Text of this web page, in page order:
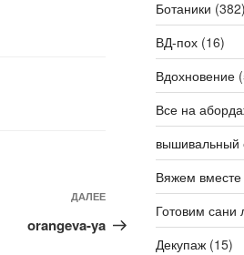
Следующая
запись
ДАЛЕЕ
orangeva-ya
Ботаники
ВД-пох(16)
Вдохновение
Все на
вышивальный
Вяжем вместе
Готовим сани
Декупаж(15)